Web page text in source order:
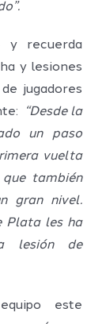
y recuerda
y lesiones
jugadores
“Desde la
un paso
vuelta
también
gran nivel.
Plata les ha
lesión de
este